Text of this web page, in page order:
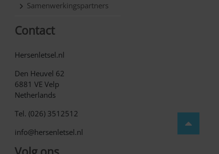
Samenwerkingspartners
Contact
Hersenletsel.nl
Den Heuvel 62
6881 VE Velp
Netherlands
Tel. (026) 3512512
info@hersenletsel.nl